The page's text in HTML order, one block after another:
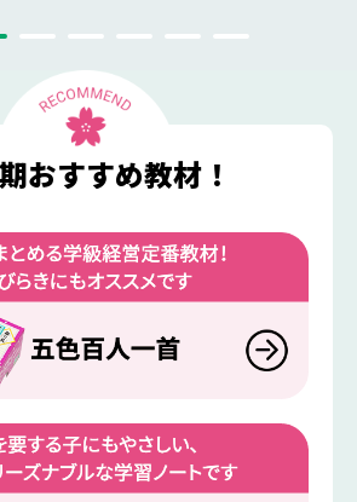
おすすめ教材！